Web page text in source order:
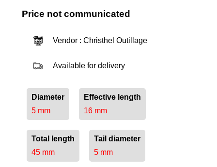
Price not communicated
Vendor : Christhel Outillage
Available for delivery
Diameter
5 mm
Effective length
16 mm
Total length
45 mm
Tail diameter
5 mm